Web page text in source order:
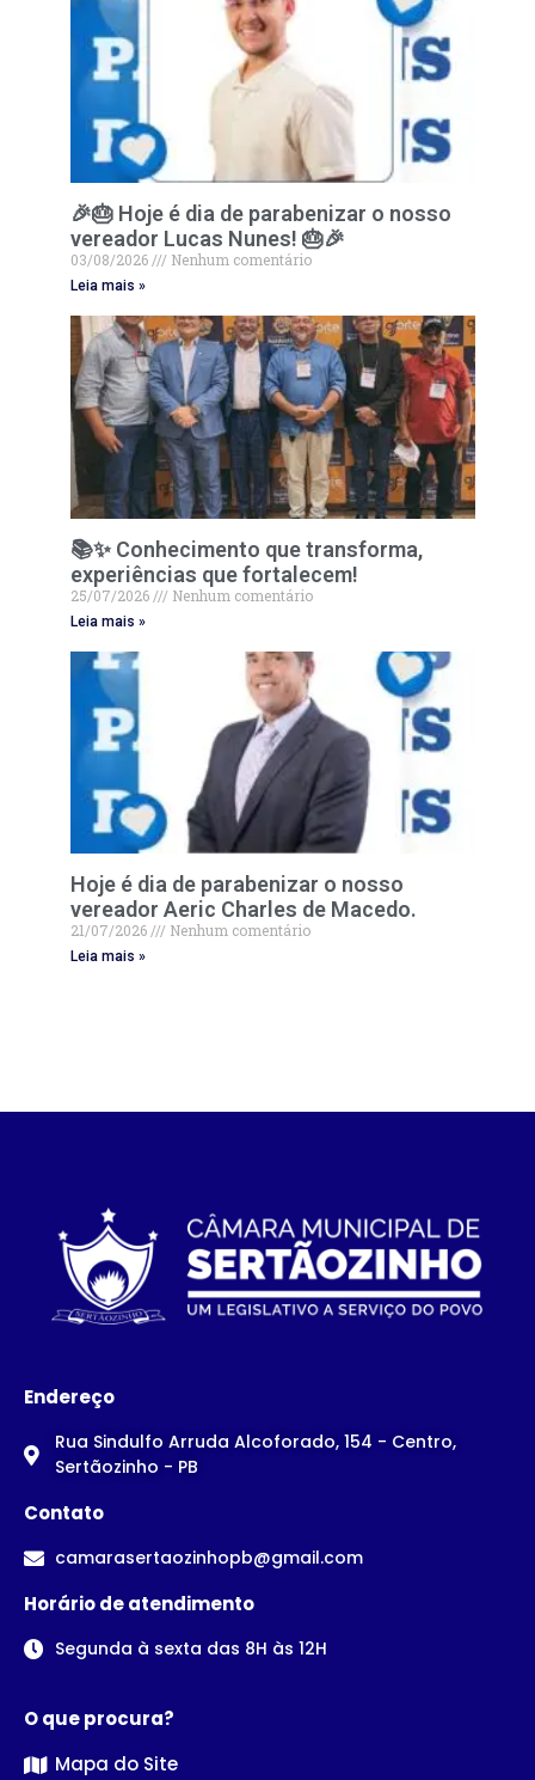
🎉🎂 Hoje é dia de parabenizar o nosso
vereador Lucas Nunes! 🎂🎉
03/08/2026 Nenhum comentário
Leia mais »
📚✨ Conhecimento que transforma,
experiências que fortalecem!
25/07/2026 Nenhum comentário
Leia mais »
Hoje é dia de parabenizar o nosso
vereador Aeric Charles de Macedo.
21/07/2026 Nenhum comentário
Leia mais »
Endereço
Rua Sindulfo Arruda Alcoforado, 154 - Centro,
Sertãozinho - PB
Contato
camarasertaozinhopb@gmail.com
Horário de atendimento
Segunda à sexta das 8H às 12H
O que procura?
Mapa do Site